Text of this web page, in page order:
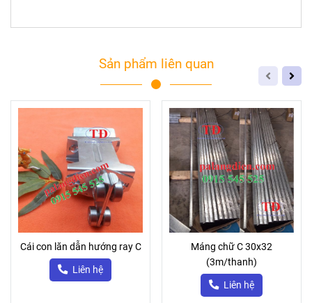
Sản phẩm liên quan
Cái con lăn dẫn hướng ray C
Liên hệ
Máng chữ C 30x32
(3m/thanh)
Liên hệ